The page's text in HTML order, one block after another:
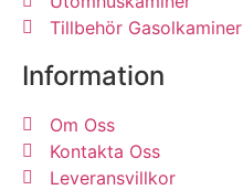
Tillbehör Gasolkaminer
Information
Om Oss
Kontakta Oss
Leveransvillkor